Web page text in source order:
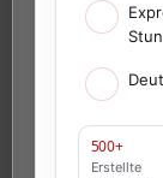
500+
Erstellte